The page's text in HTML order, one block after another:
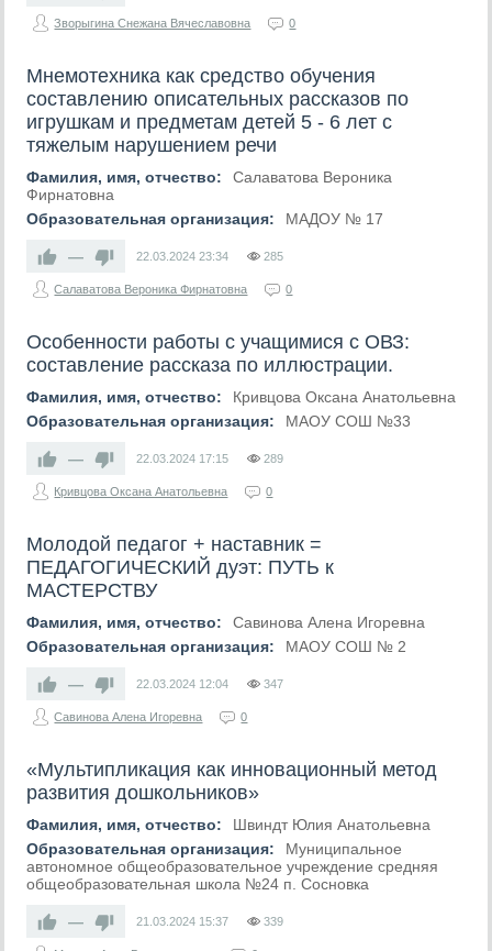
Зворыгина Снежана Вячеславовна 0
Мнемотехника как средство обучения
составлению описательных рассказов по
игрушкам и предметам детей 5 - 6 лет с
тяжелым нарушением речи
Фамилия, имя, отчество:
Салаватова Вероника
Фирнатовна
Образовательная организация:
МАДОУ № 17
— 22.03.2024 23:34 285
Салаватова Вероника Фирнатовна 0
Особенности работы с учащимися с ОВЗ:
составление рассказа по иллюстрации.
Фамилия, имя, отчество:
Кривцова Оксана Анатольевна
Образовательная организация:
МАОУ СОШ №33
— 22.03.2024 17:15 289
Кривцова Оксана Анатольевна 0
Молодой педагог + наставник =
ПЕДАГОГИЧЕСКИЙ дуэт: ПУТЬ к
МАСТЕРСТВУ
Фамилия, имя, отчество:
Савинова Алена Игоревна
Образовательная организация:
МАОУ СОШ № 2
— 22.03.2024 12:04 347
Савинова Алена Игоревна 0
«Мультипликация как инновационный метод
развития дошкольников»
Фамилия, имя, отчество:
Швиндт Юлия Анатольевна
Образовательная организация:
Муниципальное
автономное общеобразовательное учреждение средняя
общеобразовательная школа №24 п. Сосновка
— 21.03.2024 15:37 339